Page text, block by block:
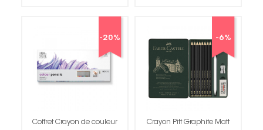
-20%
Coffret Crayon de couleur
-6%
Crayon Pitt Graphite Matt